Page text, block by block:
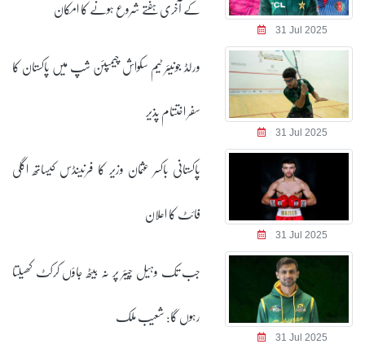
31 Jul 2025
کے آخری ہفتے شروع ہونے کا امکان
31 Jul 2025
ورلڈ جونیئر ٹیم سکواش چیمپئن شپ میں پاکستان کا
سفر اختتام پذیر
31 Jul 2025
پاکستانی باکسر عثمان وزیر کا فرنینڈس کیساتھ اگلی
فائٹ کا اعلان
31 Jul 2025
جب تک وہیل چیئر پر نہ بیٹھ جاؤں کرکٹ کھیلتا
رہوں گا: شعیب ملک